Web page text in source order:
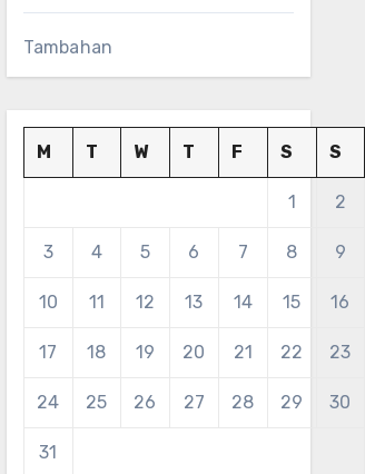
Tambahan
M T W T F S S
1 2
3 4 5 6 7 8 9
10 11 12 13 14 15 16
17 18 19 20 21 22 23
24 25 26 27 28 29 30
31